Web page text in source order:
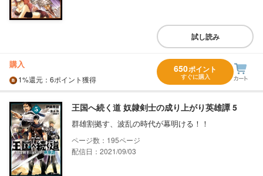
試し読み
購入
1%還元 ：6ポイント獲得
650ポイント
すぐに購入
王国へ続く道 奴隷剣士の成り上がり英雄譚 5
群雄割拠す、波乱の時代が幕明ける！！
195
配信日：2021/09/03